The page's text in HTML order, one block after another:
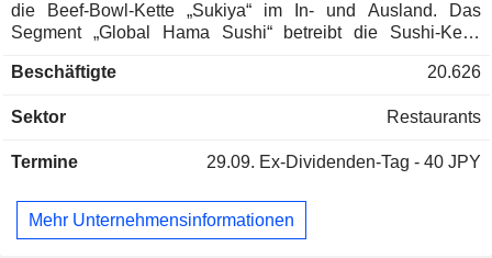
die Beef-Bowl-Kette „Sukiya“ im In- und Ausland. Das
Segment „Global Hama Sushi“ betreibt die Sushi-Kette
Fast Food“ betreibt verschiedene Fast-Food-Geschäfte,
Segment „Restaurant“ betreibt das Restaurantgeschäft im In-
usw. Das Segment „Headquarters and Support“ erbringt
Geschäftsbereiche. Die sonstigen Geschäftsbereiche
umfassen hauptsächlich den externen Vertrieb, die
Beschäftigte 20.626
Sektor Restaurants
Termine 29.09. Ex-Dividenden-Tag - 40 JPY
Mehr Unternehmensinformationen